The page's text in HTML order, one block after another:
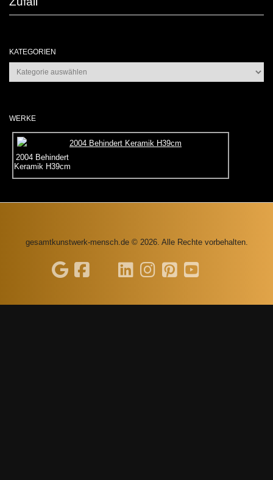
KATEGORIEN
Kategorien
WERKE
2004 Behindert
Keramik H39cm
gesamtkunstwerk-mensch.de © 2026. Alle Rechte vorbehalten.